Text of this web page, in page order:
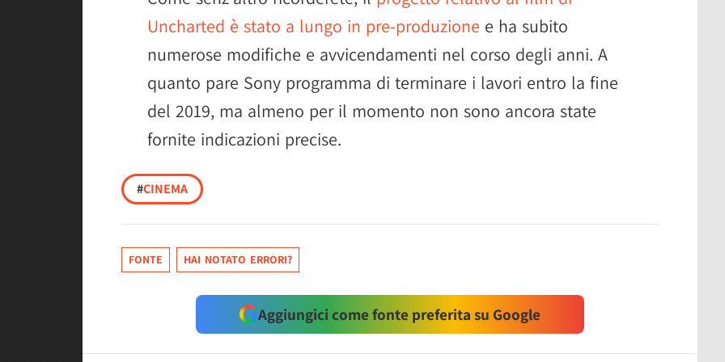
Uncharted è stato a lungo in pre-produzione e ha subito
numerose modifiche e avvicendamenti nel corso degli anni. A
quanto pare Sony programma di terminare i lavori entro la fine
del 2019, ma almeno per il momento non sono ancora state
fornite indicazioni precise.
#CINEMA
FONTE HAI NOTATO ERRORI?
Aggiungici come fonte preferita su Google